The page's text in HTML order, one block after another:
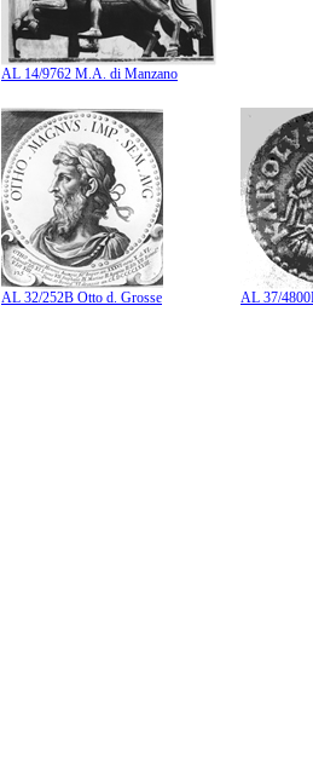
AL 14/9762 M.A. di Manzano
AL 32/252B Otto d. Grosse AL 37/